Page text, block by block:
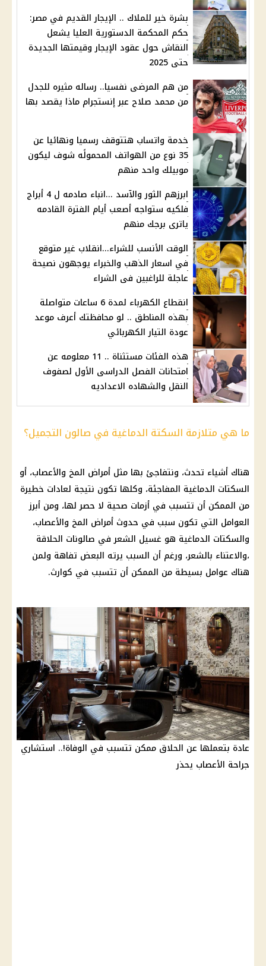
بشرة خير للملاك .. الإيجار القديم في مصر:
حكم المحكمة الدستورية العليا يشعل
النقاش حول عقود الإيجار وقيمتها الجديدة
حتى 2025
من هم المرضى نفسيا.. رساله مثيره للجدل
من محمد صلاح عبر إنستجرام ماذا يقصد بها
خدمة واتساب هتتوقف رسميا ونهائيا عن
35 نوع من الهواتف المحمولًه شوف ليكون
موبيلك واحد منهم
ابرزهم الثور والآسد ...انباء صادمه ل 4 أبراج
فلكيه ستواجه أصعب أيام الفترة القادمه
ياترى برجك منهم
الوقت الأنسب للشراء...انقلاب غير متوقع
في اسعار الذهب والخبراء يوجهون نصيحة
عاجلة للراغبين فى الشراء
انقطاع الكهرباء لمدة 6 ساعات متواصلة
بهذه المناطق .. لو محافظتك أعرف موعد
عودة التيار الكهربائي
هذه الفئات مستثناة .. 11 معلومه عن
امتحانات الفصل الدراسى الأول لصفوف
النقل والشهاده الاعداديه
ما هي متلازمة السكتة الدماغية في صالون التجميل؟
هناك أشياء تحدث، ونتفاجئ بها مثل أمراض المخ والأعصاب، أو
السكتات الدماغية المفاجئة، وكلها تكون نتيجة لعادات خطيرة
من الممكن أن تتسبب في أزمات صحية لا حصر لها، ومن أبرز
العوامل التي تكون سبب في حدوث أمراض المخ والأعصاب،
والسكتات الدماغية هو غسيل الشعر في صالونات الحلاقة
،والاعتناء بالشعر، ورغم أن السبب يرته البعض تفاهة ولمن
هناك عوامل بسيطة من الممكن أن تتسبب في كوارث.
عادة بتعملها عن الحلاق ممكن تتسبب في الوفاة!.. استشاري
جراحة الأعصاب يحذر